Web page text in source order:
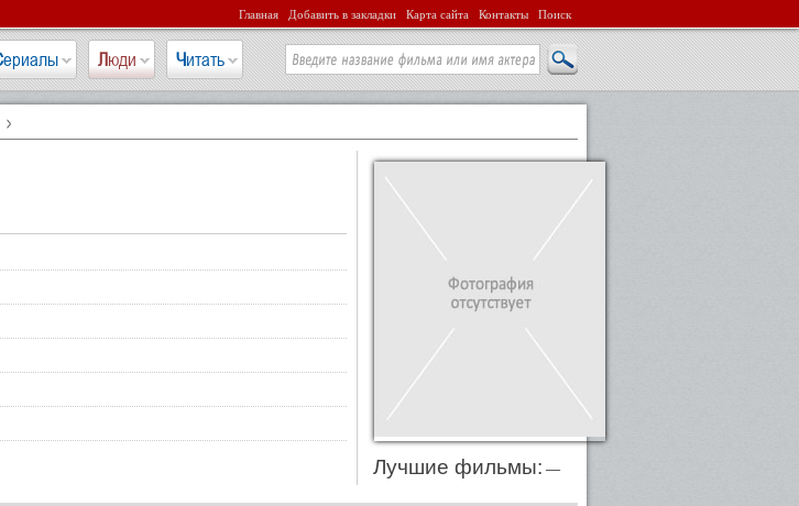
Главная Добавить в закладки Карта сайта Контакты Поиск
Сериалы Люди Читать
Лучшие фильмы: —